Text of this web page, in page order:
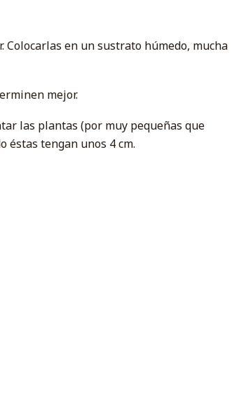
en un sustrato húmedo, mucha
mejor.
las plantas (por muy pequeñas que
éstas tengan unos 4 cm.